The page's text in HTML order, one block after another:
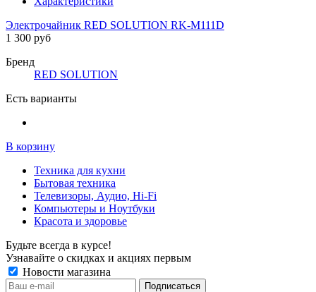
Электрочайник RED SOLUTION RK-M111D
1 300 руб
Бренд
RED SOLUTION
Есть варианты
В корзину
Техника для кухни
Бытовая техника
Телевизоры, Аудио, Hi-Fi
Компьютеры и Ноутбуки
Красота и здоровье
Будьте всегда в курсе!
Узнавайте о скидках и акциях первым
Новости магазина